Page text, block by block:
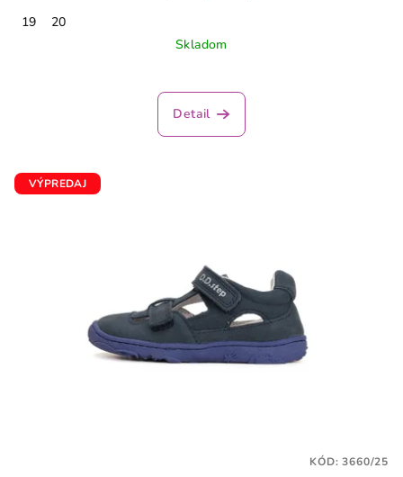
19
20
Skladom
Detail
VÝPREDAJ
KÓD:3660/25